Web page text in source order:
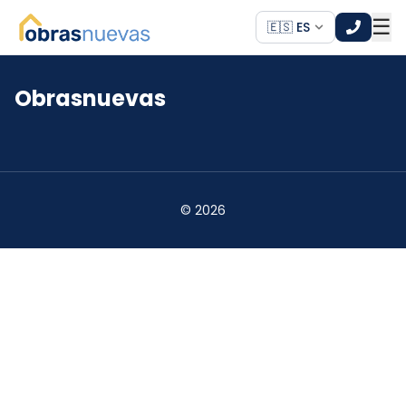
🇪🇸 ES ☰
*
Obrasnuevas
© 2026